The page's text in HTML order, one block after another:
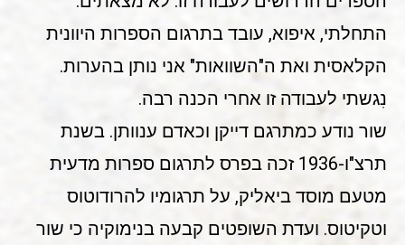
התחלתי, איפוא, עובד בתרגום הספרות היוונית
הקלאסית ואת ה"השוואות" אני נותן בהערות.
נִגשתי לעבודה זו אחרי הכנה רבה.
שור נודע כמתרגם דייקן וכאדם ענוותן. בשנת
תרצ"ו-1936 זכה בפרס לתרגום ספרות מדעית
מטעם מוסד ביאליק, על תרגומיו להרודוטוס
וטקיטוס. ועדת השופטים קבעה בנימוקיה כי שור